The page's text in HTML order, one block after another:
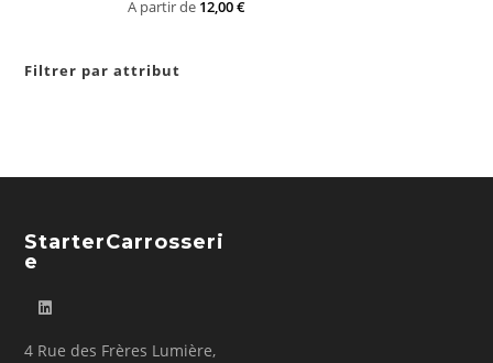
A partir de 12,00€
Filtrer par attribut
StarterCarrosseri
E
4 Rue des Frères Lumière,